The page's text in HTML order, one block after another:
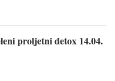
proljetni detox 14.04.